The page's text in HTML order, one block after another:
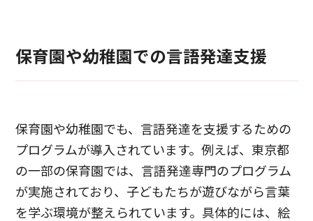
保育園や幼稚園での言語発達支援
保育園や幼稚園でも、言語発達を支援するための
プログラムが導入されています。例えば、東京都
の一部の保育園では、言語発達専門のプログラム
が実施されており、子どもたちが遊びながら言葉
を学ぶ環境が整えられています。具体的には、絵